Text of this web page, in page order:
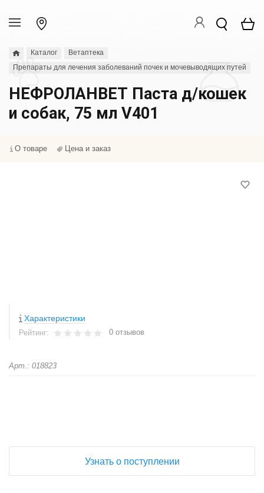
Каталог
Ветаптека
Препараты для лечения заболеваний почек и мочевыводящих путей
НЕФРОЛАНВЕТ Паста д/кошек
и собак, 75 мл V401
О товаре Цена и заказ
Характеристики
Рейтинг: 0 отзывов
Арт.: 018823
Узнать о поступлении